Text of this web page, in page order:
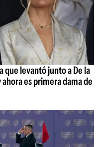
que levantó junto a De la
es primera dama de